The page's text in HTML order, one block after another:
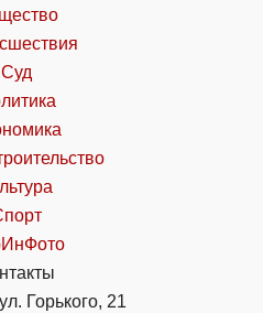
Суд
Горького, 21